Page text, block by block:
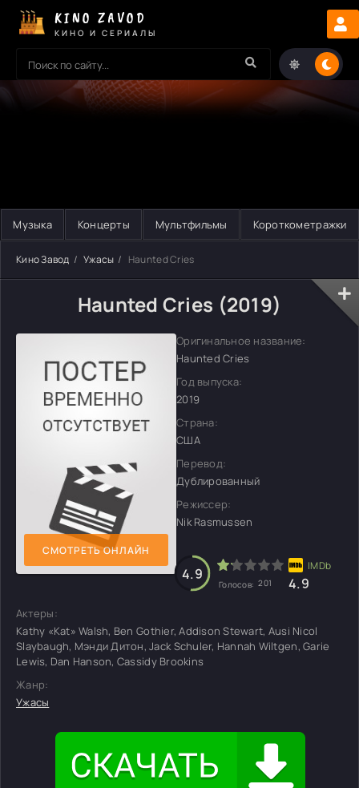
KINO ZAVOD
КИНО И СЕРИАЛЫ
Музыка Концерты Мультфильмы Короткометражки
Кино Завод Ужасы Haunted Cries
Haunted Cries (2019)
СМОТРЕТЬ ОНЛАЙН
Оригинальное название:
Haunted Cries
Год выпуска:
2019
Страна:
США
Перевод:
Дублированный
Режиссер:
Nik Rasmussen
4.9
Голосов: 201 4.9
Актеры:
Kathy «Kat» Walsh, Ben Gothier, Addison Stewart, Ausi Nicol
Slaybaugh, Мэнди Дитон, Jack Schuler, Hannah Wiltgen, Garie
Lewis, Dan Hanson, Cassidy Brookins
Жанр:
Ужасы